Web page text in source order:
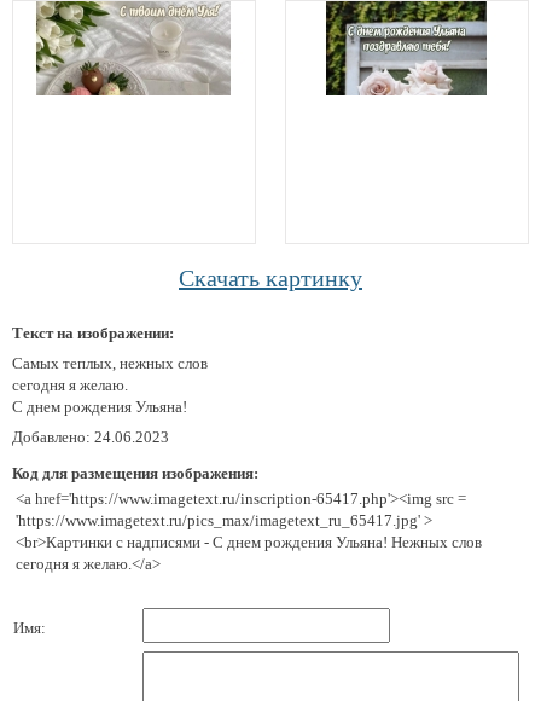
Скачать картинку
Текст на изображении:
Самых теплых, нежных слов
сегодня я желаю.
С днем рождения Ульяна!
Добавлено: 24.06.2023
Код для размещения изображения:
<a href='https://www.imagetext.ru/inscription-65417.php'><img src =
'https://www.imagetext.ru/pics_max/imagetext_ru_65417.jpg' >
<br>Картинки с надписями - С днем рождения Ульяна! Нежных слов
сегодня я желаю.</a>
Имя: